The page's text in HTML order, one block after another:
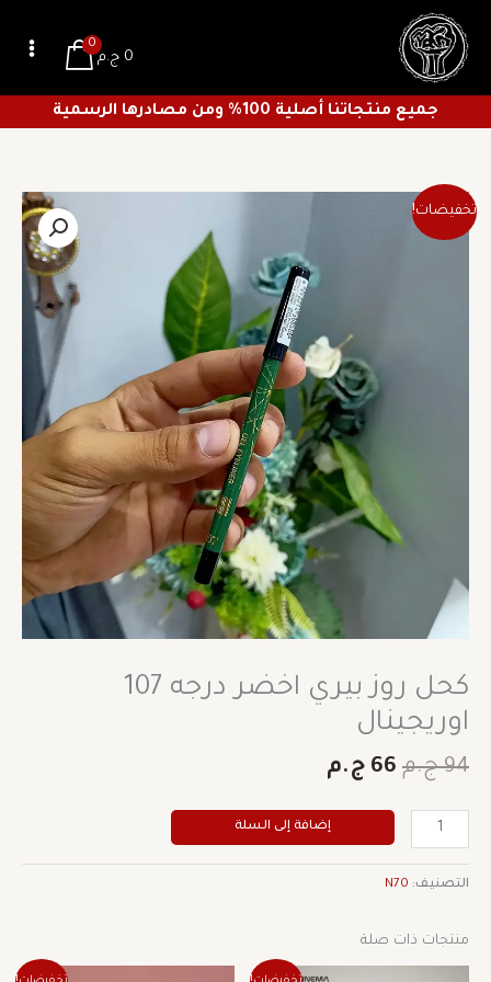
المحتوى
0 ج.م
0
جميع منتجاتنا أصلية 100% ومن مصادرها الرسمية
تخفيضات!
كحل روز بيري اخضر درجه 107
اوريجينال
94 ج.م 66 ج.م
السعر
هو:
66 ج.م.
كمية
كحل
إضافة إلى السلة
التصنيف: N70
منتجات ذات صلة
السعر السعر
السعر
هناك